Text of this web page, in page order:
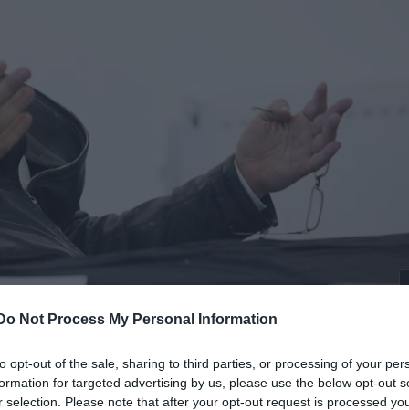
Not Process My Personal Information
opt-out of the sale, sharing to third parties, or processing of your
for targeted advertising by us, please use the below opt-out
selection. Please note that after your opt-out request is processed
előadással kezdi a hónapot, június 7-én
búcsúztatja az évadot.